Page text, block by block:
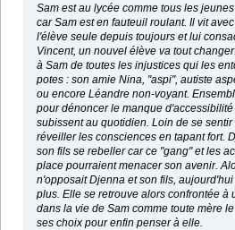
Sam est au lycée comme tous les
car Sam est en fauteuil roulant. Il vit
l'élève seule depuis toujours et lui
Vincent, un nouvel élève va tout
à Sam de toutes les injustices qui les
potes : son amie Nina, "aspi", autiste
ou encore Léandre non-voyant.
pour dénoncer le manque
subissent au quotidien. Loin de se
réveiller les consciences en tapant fort.
son fils se rebeller car ce "gang" et les
place pourraient menacer son avenir.
n'opposait Djenna et son fils,
plus. Elle se retrouve alors confrontée à
dans la vie de Sam comme toute mère
ses choix pour enfin penser à elle.